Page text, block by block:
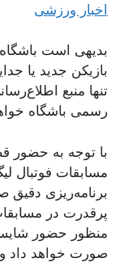
اخبار ورزشی
بدیهی است
بازیکن جدید یا
تنها منبع
رسمی باشگاه
با توجه به حضور
مسابقات فوتبال
برنامه‌ریزی
پرقدرت در
منظور حضور
صورت خواهد داد و